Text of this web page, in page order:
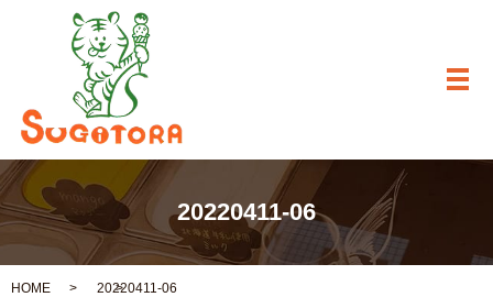
メ
20220411-06
HOME 20220411-06